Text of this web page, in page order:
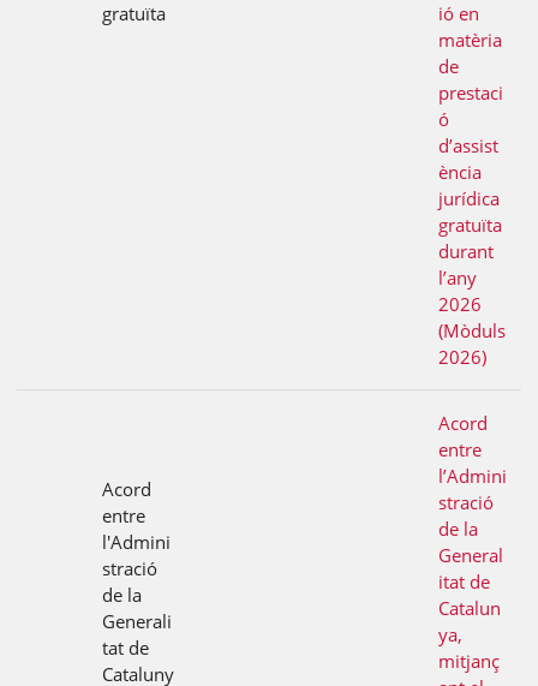
gratuïta
ió en
matèria
de
prestaci
ó
d’assist
ència
jurídica
gratuïta
durant
l’any
2026
(Mòduls
2026)
Acord
entre
l'Admini
stració
de la
Generali
tat de
Cataluny
Acord
entre
l’Admini
stració
de la
General
itat de
Catalun
ya,
mitjanç